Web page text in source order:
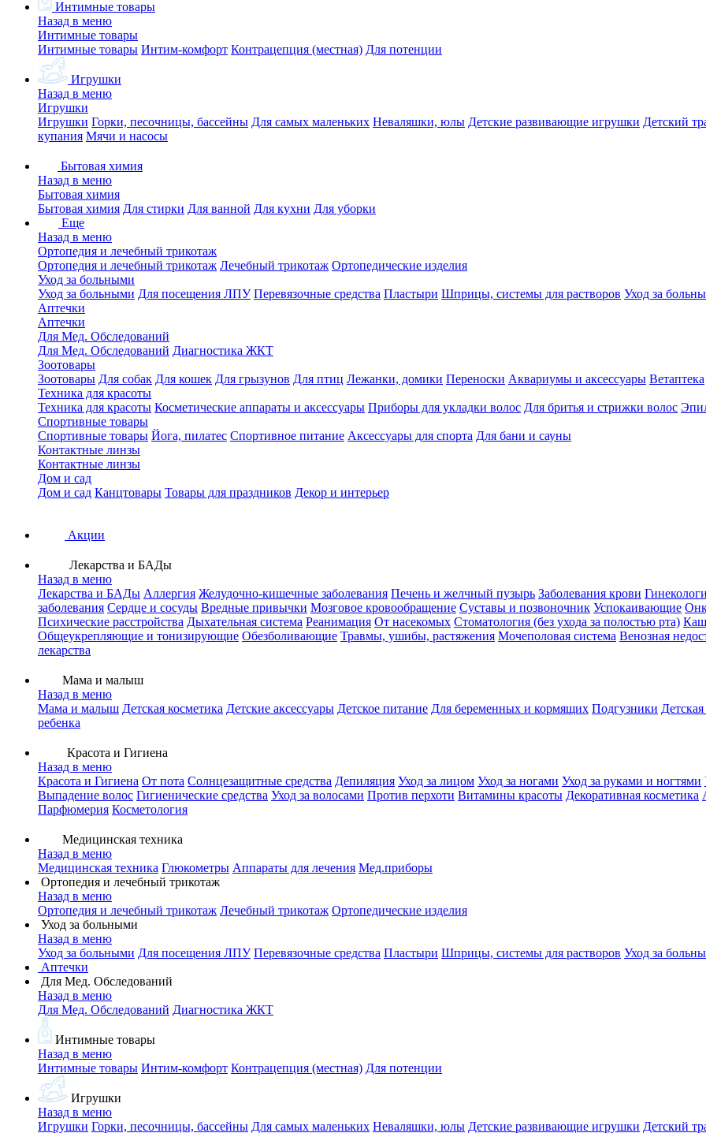
Интимные товары
Назад в меню
Интимные товары
Интимные товары Интим-комфорт Контрацепция (местная) Для потенции
Игрушки
Назад в меню
Игрушки
Игрушки Горки, песочницы, бассейны Для самых маленьких Неваляшки, юлы Детские развивающие игрушки Детский
купания Мячи и насосы
Бытовая химия
Назад в меню
Бытовая химия
Бытовая химия Для стирки Для ванной Для кухни Для уборки
Еще
Назад в меню
Ортопедия и лечебный трикотаж
Ортопедия и лечебный трикотаж Лечебный трикотаж Ортопедические изделия
Уход за больными
Уход за больными Для посещения ЛПУ Перевязочные средства Пластыри Шприцы, системы для растворов Уход за
Аптечки
Аптечки
Для Мед. Обследований
Для Мед. Обследований Диагностика ЖКТ
Зоотовары
Зоотовары Для собак Для кошек Для грызунов Для птиц Лежанки, домики Переноски Аквариумы и аксессуары Ветаптека
Техника для красоты
Техника для красоты Косметические аппараты и аксессуары Приборы для укладки волос Для бритья и стрижки волос
Спортивные товары
Спортивные товары Йога, пилатес Спортивное питание Аксессуары для спорта Для бани и сауны
Контактные линзы
Контактные линзы
Дом и сад
Дом и сад Канцтовары Товары для праздников Декор и интерьер
Акции
Лекарства и БАДы
Назад в меню
Лекарства и БАДы Аллергия Желудочно-кишечные заболевания Печень и желчный пузырь Заболевания крови
заболевания Сердце и сосуды Вредные привычки Мозговое кровообращение Суставы и позвоночник Успокаивающие
Психические расстройства Дыхательная система Реанимация От насекомых Стоматология (без ухода за полостью рта)
Общеукрепляющие и тонизирующие Обезболивающие Травмы, ушибы, растяжения Мочеполовая система Венозная
лекарства
Мама и малыш
Назад в меню
Мама и малыш Детская косметика Детские аксессуары Детское питание Для беременных и кормящих Подгузники
ребенка
Красота и Гигиена
Назад в меню
Красота и Гигиена От пота Солнцезащитные средства Депиляция Уход за лицом Уход за ногами Уход за руками и ногтями
Выпадение волос Гигиенические средства Уход за волосами Против перхоти Витамины красоты Декоративная косметика
Парфюмерия Косметология
Медицинская техника
Назад в меню
Медицинская техника Глюкометры Аппараты для лечения Мед.приборы
Ортопедия и лечебный трикотаж
Назад в меню
Ортопедия и лечебный трикотаж Лечебный трикотаж Ортопедические изделия
Уход за больными
Назад в меню
Уход за больными Для посещения ЛПУ Перевязочные средства Пластыри Шприцы, системы для растворов Уход за
Аптечки
Для Мед. Обследований
Назад в меню
Для Мед. Обследований Диагностика ЖКТ
Интимные товары
Назад в меню
Интимные товары Интим-комфорт Контрацепция (местная) Для потенции
Игрушки
Назад в меню
Игрушки Горки, песочницы, бассейны Для самых маленьких Неваляшки, юлы Детские развивающие игрушки Детский